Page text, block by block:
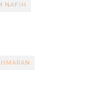
NAFIH